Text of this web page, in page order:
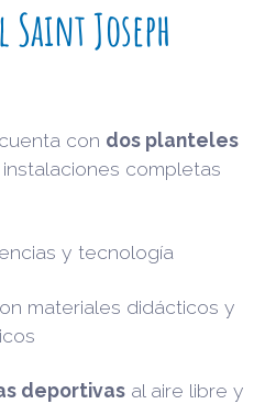
Joseph
con dos planteles
instalaciones completas
y tecnología
materiales didácticos y
deportivas al aire libre y